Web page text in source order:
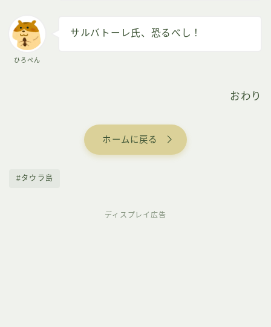
ひろぺん
サルバトーレ氏、恐るべし！
おわり
ホームに戻る
#タウラ島
ディスプレイ広告